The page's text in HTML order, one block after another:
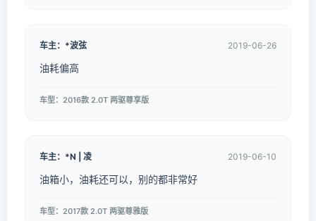
车主：*波弦 2019-06-26
油耗偏高
车型：2016款 2.0T 两驱尊享版
车主：*N | 凌 2019-06-10
油箱小，油耗还可以，别的都非常好
车型：2017款 2.0T 两驱尊雅版